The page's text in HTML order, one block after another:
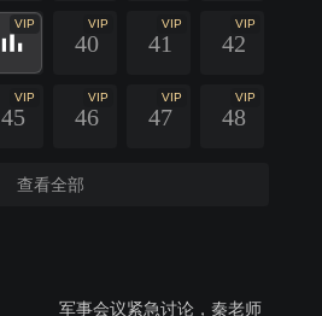
VIP VIP
40
VIP
41
VIP
42
VIP
45
VIP
46
VIP
47
VIP
48
查看全部
军事会议紧急讨论，秦老师